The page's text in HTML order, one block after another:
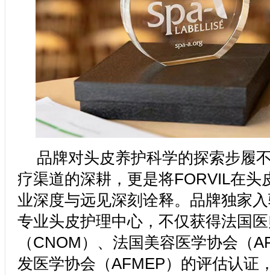
品牌对头皮养护科学的探索步履
疗渠道的深耕，更是将FORVIL在头
业深度与远见深刻诠释。品牌独家
专业头皮护理中心，不仅获得法国
（CNOM）、法国美容医学协会（
发医学协会（AFMEP）的评估认证